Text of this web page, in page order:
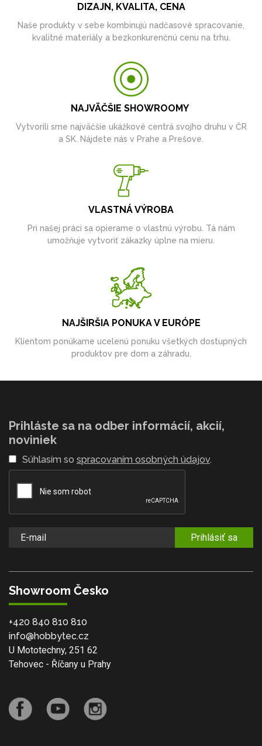
DIZAJN, KVALITA, CENA
Naše produkty v sebe kombinujú nadčasové spracovanie,
kvalitné materiály a bezkonkurenčnú cenu na trhu.
NAJVÄČŠIE SHOWROOMY
Vytvorili sme najväčšie ukážkové centrá svojho druhu v ČR
a SK. Nájdete nás v Prahe a Prešove.
VLASTNÁ VÝROBA
Pri našej práci sa opierame o vlastnú výrobu. Tá nám
umožňuje vytvoriť zákazky úplne na mieru.
NAJŠIRŠIA PONUKA V EURÓPE
Klientom ponúkame ucelenú ponuku všetkých dostupných
produktov pre dom a záhradu.
Prihláste sa na odber informácií, akcií,
noviniek
Súhlasím so spracovaním osobných údajov.
Prihlásiť sa
Showroom Česko
+420 840 810 810
info@hobbytec.cz
U Mototechny, 251 62
Tehovec - Říčany u Prahy